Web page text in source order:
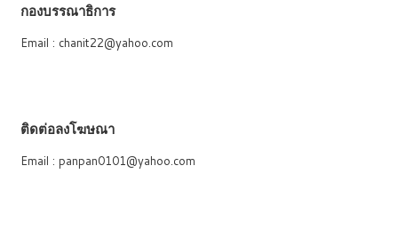
กองบรรณาธิการ
Email : chanit22@yahoo.com
ติดต่อลงโฆษณา
Email : panpan0101@yahoo.com